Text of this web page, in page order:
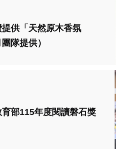
供「天然原木香氛
隊提供）
部115年度閱讀磐石獎